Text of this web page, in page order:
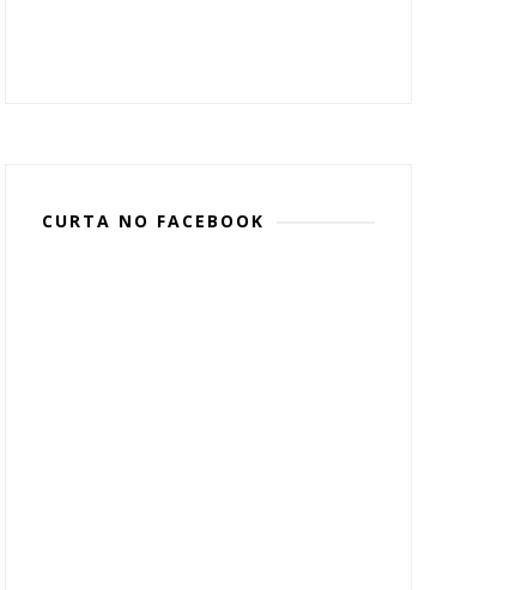
CURTA NO FACEBOOK